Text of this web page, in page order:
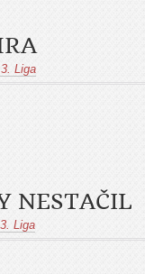
Liga
NESTAČIL
Liga